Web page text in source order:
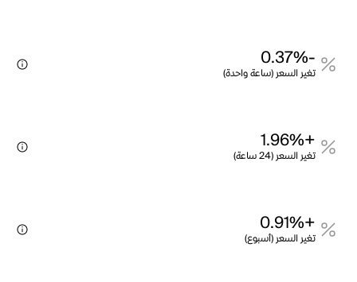
-0.37%
تغير السعر (ساعة واحدة)
+1.96%
تغير السعر (24 ساعة)
+0.91%
تغير السعر (أسبوع)